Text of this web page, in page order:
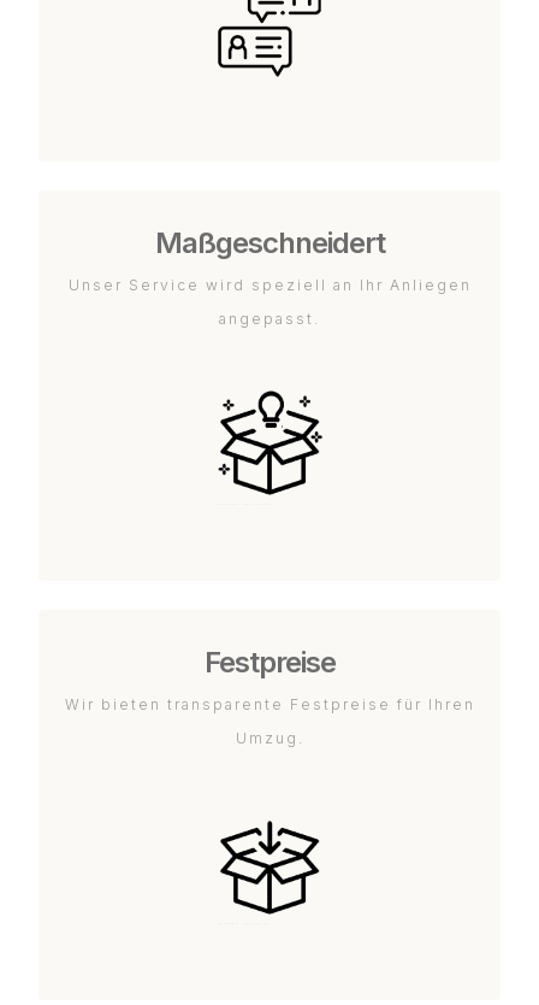
Maßgeschneidert
Unser Service wird speziell an Ihr Anliegen
angepasst.
Festpreise
Wir bieten transparente Festpreise für Ihren
Umzug.